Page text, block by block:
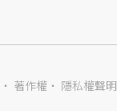
‧ 著作權 ‧ 隱私權聲明